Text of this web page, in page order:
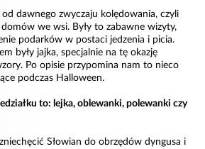
dawnego zwyczaju kolędowania, czyli
we wsi. Były to zabawne wizyty,
podarków w postaci jedzenia i picia.
były jajka, specjalnie na tę okazję
Po opisie przypomina nam to nieco
podczas Halloween.
to: lejka, oblewanki, polewanki czy
Słowian do obrzędów dyngusa i